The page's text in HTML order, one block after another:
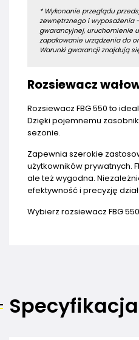
* Wykonanie przeglądu
zewnętrznego i wyposażenia
gwarancyjnej, uruchomienie
zapakowanie urządzenia do
Warunki gwarancji znajdują
Rozsiewacz
Rozsiewacz FBG 550 to
Dzięki pojemnemu
sezonie.
Zapewnia szerokie
użytkowników prywatnych.
ale też wygodna.
efektywność i precyzję
Wybierz rozsiewacz FBG
Specyfikacja